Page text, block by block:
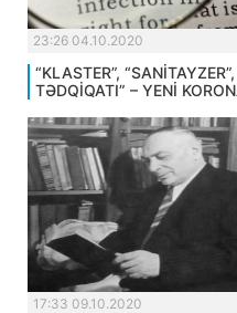
23:26 04.10.2020
“KLASTER”,
TƏDQİQATI” – YENİ
17:33 09.10.2020